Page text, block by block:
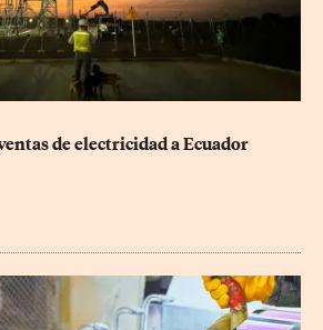
de electricidad a Ecuador